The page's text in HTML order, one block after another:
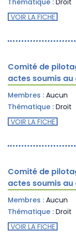
Thématique : Droit
VOIR LA FICHE
Comité de
actes soumis
Membres : Aucun
Thématique : Droit
VOIR LA FICHE
Comité de
actes soumis
Membres : Aucun
Thématique : Droit
VOIR LA FICHE